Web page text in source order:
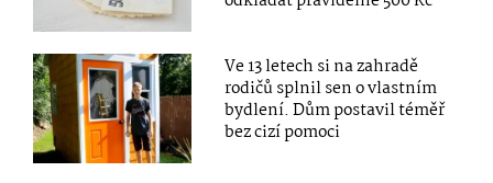
Ve 13 letech si na zahradě
rodičů splnil sen o vlastním
bydlení. Dům postavil téměř
bez cizí pomoci